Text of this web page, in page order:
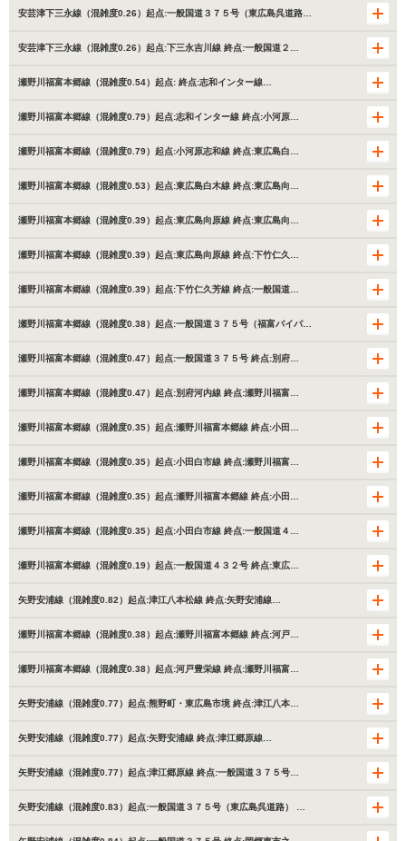
安芸津下三永線（混雑度0.26）起点:一般国道３７５号（東広島呉道路…
安芸津下三永線（混雑度0.26）起点:下三永吉川線 終点:一般国道２…
瀬野川福富本郷線（混雑度0.54）起点: 終点:志和インター線…
瀬野川福富本郷線（混雑度0.79）起点:志和インター線 終点:小河原…
瀬野川福富本郷線（混雑度0.79）起点:小河原志和線 終点:東広島白…
瀬野川福富本郷線（混雑度0.53）起点:東広島白木線 終点:東広島向…
瀬野川福富本郷線（混雑度0.39）起点:東広島向原線 終点:東広島向…
瀬野川福富本郷線（混雑度0.39）起点:東広島向原線 終点:下竹仁久…
瀬野川福富本郷線（混雑度0.39）起点:下竹仁久芳線 終点:一般国道…
瀬野川福富本郷線（混雑度0.38）起点:一般国道３７５号（福富バイパ…
瀬野川福富本郷線（混雑度0.47）起点:一般国道３７５号 終点:別府…
瀬野川福富本郷線（混雑度0.47）起点:別府河内線 終点:瀬野川福富…
瀬野川福富本郷線（混雑度0.35）起点:瀬野川福富本郷線 終点:小田…
瀬野川福富本郷線（混雑度0.35）起点:小田白市線 終点:瀬野川福富…
瀬野川福富本郷線（混雑度0.35）起点:瀬野川福富本郷線 終点:小田…
瀬野川福富本郷線（混雑度0.35）起点:小田白市線 終点:一般国道４…
瀬野川福富本郷線（混雑度0.19）起点:一般国道４３２号 終点:東広…
矢野安浦線（混雑度0.82）起点:津江八本松線 終点:矢野安浦線…
瀬野川福富本郷線（混雑度0.38）起点:瀬野川福富本郷線 終点:河戸…
瀬野川福富本郷線（混雑度0.38）起点:河戸豊栄線 終点:瀬野川福富…
矢野安浦線（混雑度0.77）起点:熊野町・東広島市境 終点:津江八本…
矢野安浦線（混雑度0.77）起点:矢野安浦線 終点:津江郷原線…
矢野安浦線（混雑度0.77）起点:津江郷原線 終点:一般国道３７５号…
矢野安浦線（混雑度0.83）起点:一般国道３７５号（東広島呉道路） …